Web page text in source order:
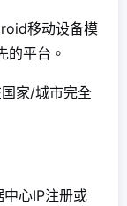
移动设备模
的平台。
家/城市完全
心IP注册或